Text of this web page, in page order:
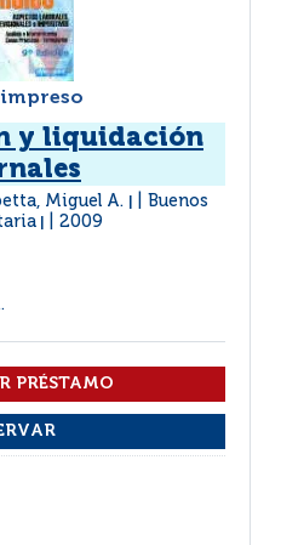
y liquidación
Miguel A.
Buenos
2009